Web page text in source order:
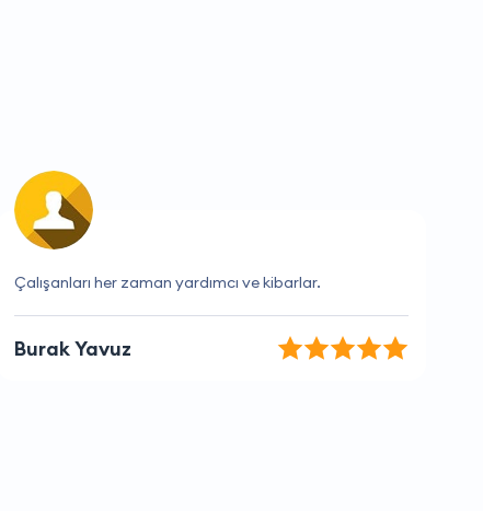
Sorunlarıma hızlı çözüm bulan bir firma.
Sinan Özdemir